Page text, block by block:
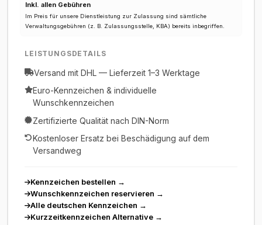
Inkl. allen Gebühren
Im Preis für unsere Dienstleistung zur Zulassung sind sämtliche
Verwaltungsgebühren (z. B. Zulassungsstelle, KBA) bereits inbegriffen.
LEISTUNGSDETAILS
Versand mit DHL — Lieferzeit 1–3 Werktage
Euro-Kennzeichen & individuelle
Wunschkennzeichen
Zertifizierte Qualität nach DIN-Norm
Kostenloser Ersatz bei Beschädigung auf dem
Versandweg
Kennzeichen bestellen →
Wunschkennzeichen reservieren →
Alle deutschen Kennzeichen →
Kurzzeitkennzeichen Alternative →